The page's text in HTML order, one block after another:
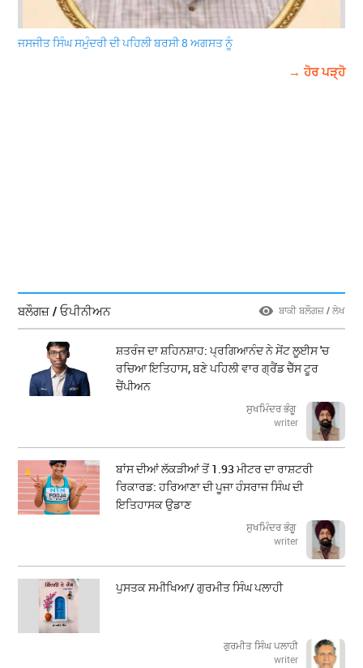
ਜਸਜੀਤ ਸਿੰਘ ਸਮੁੰਦਰੀ ਦੀ ਪਹਿਲੀ ਬਰਸੀ 8 ਅਗਸਤ ਨੂੰ
→ ਹੋਰ ਪੜ੍ਹੋ
ਬਲੌਗਜ਼ / ਓਪੀਨੀਅਨ ਬਾਕੀ ਬਲੌਗਜ਼ / ਲੇਖ
ਸ਼ਤਰੰਜ ਦਾ ਸ਼ਹਿਨਸ਼ਾਹ: ਪ੍ਰਗਿਆਨੰਦ ਨੇ ਸੇਂਟ ਲੂਈਸ 'ਚ
ਰਚਿਆ ਇਤਿਹਾਸ, ਬਣੇ ਪਹਿਲੀ ਵਾਰ ਗ੍ਰੈਂਡ ਚੈੱਸ ਟੂਰ
ਚੈਂਪੀਅਨ
ਸੁਖਮਿੰਦਰ ਭੰਗੂ
writer
ਬਾਂਸ ਦੀਆਂ ਲੱਕੜੀਆਂ ਤੋਂ 1.93 ਮੀਟਰ ਦਾ ਰਾਸ਼ਟਰੀ
ਰਿਕਾਰਡ: ਹਰਿਆਣਾ ਦੀ ਪੂਜਾ ਹੰਸਰਾਜ ਸਿੰਘ ਦੀ
ਇਤਿਹਾਸਕ ਉਡਾਣ
ਸੁਖਮਿੰਦਰ ਭੰਗੂ
writer
ਪੁਸਤਕ ਸਮੀਖਿਆ/ ਗੁਰਮੀਤ ਸਿੰਘ ਪਲਾਹੀ
ਗੁਰਮੀਤ ਸਿੰਘ ਪਲਾਹੀ
writer